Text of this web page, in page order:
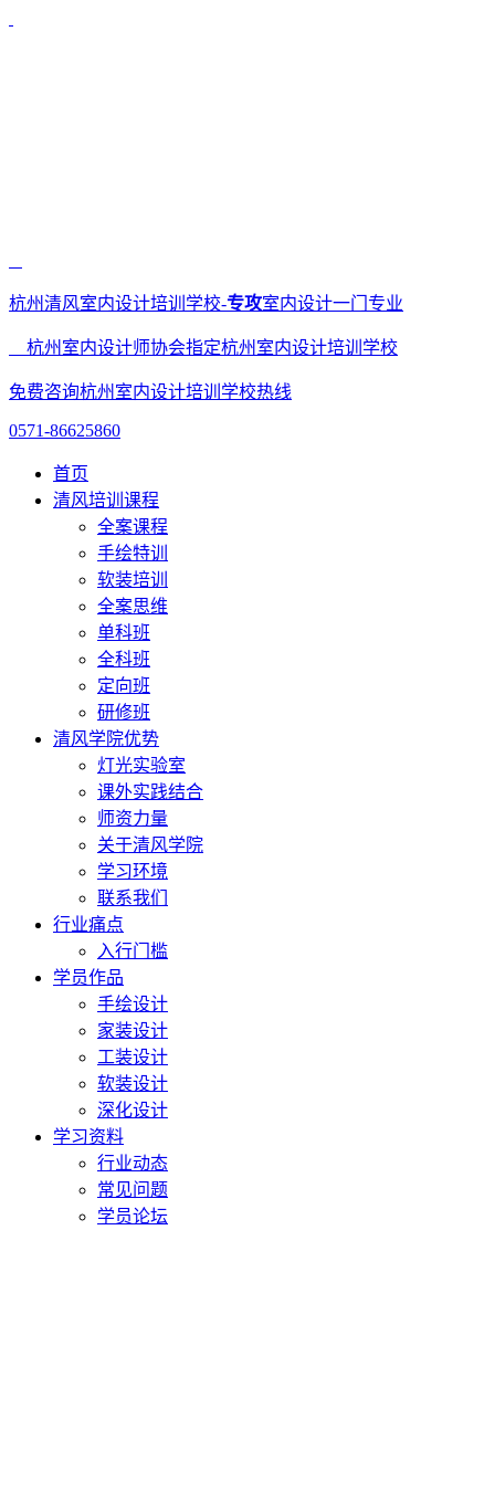
杭州清风室内设计培训学校-专攻室内设计一门专业
杭州室内设计师协会指定杭州室内设计培训学校
免费咨询杭州室内设计培训学校热线
0571-86625860
首页
清风培训课程
全案课程
手绘特训
软装培训
全案思维
单科班
全科班
定向班
研修班
清风学院优势
灯光实验室
课外实践结合
师资力量
关于清风学院
学习环境
联系我们
行业痛点
入行门槛
学员作品
手绘设计
家装设计
工装设计
软装设计
深化设计
学习资料
行业动态
常见问题
学员论坛